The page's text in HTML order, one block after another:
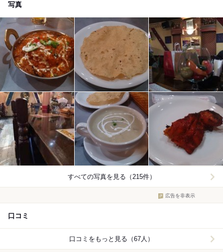
写真
すべての写真を見る（215件）
広告を非表示
口コミ
口コミをもっと見る（67人）